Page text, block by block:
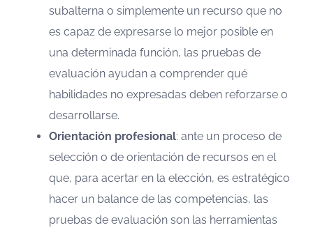
subalterna o simplemente un recurso que no
es capaz de expresarse lo mejor posible en
una determinada función, las pruebas de
evaluación ayudan a comprender qué
habilidades no expresadas deben reforzarse o
desarrollarse.
Orientación profesional: ante un proceso de
selección o de orientación de recursos en el
que, para acertar en la elección, es estratégico
hacer un balance de las competencias, las
pruebas de evaluación son las herramientas